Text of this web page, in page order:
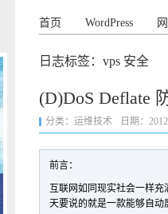
首页 WordPress
日志标签：vps 安全
(D)DoS Deflate
分类： 运维技术 日期：
前言：
互联网如同现实社会一样
天要说的就是一款能够自动